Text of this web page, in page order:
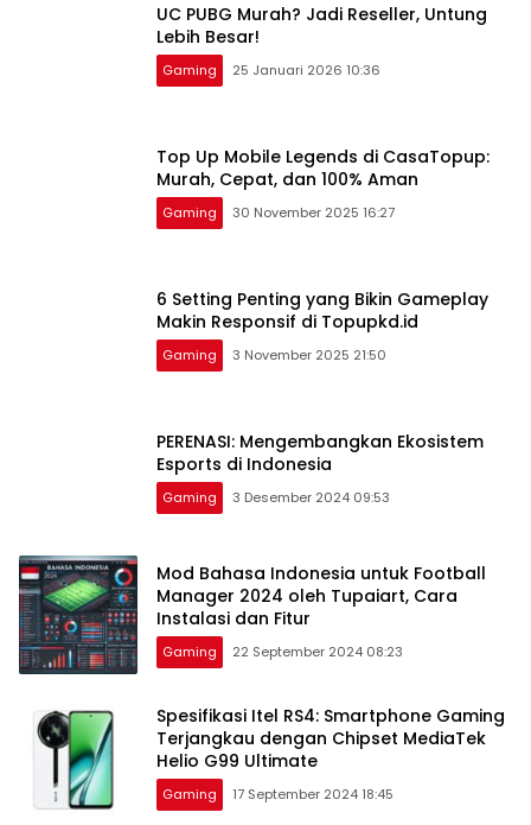
UC PUBG Murah? Jadi Reseller, Untung
Lebih Besar!
Gaming 25 Januari 2026 10:36
Top Up Mobile Legends di CasaTopup:
Murah, Cepat, dan 100% Aman
Gaming 30 November 2025 16:27
6 Setting Penting yang Bikin Gameplay
Makin Responsif di Topupkd.id
Gaming 3 November 2025 21:50
PERENASI: Mengembangkan Ekosistem
Esports di Indonesia
Gaming 3 Desember 2024 09:53
Mod Bahasa Indonesia untuk Football
Manager 2024 oleh Tupaiart, Cara
Instalasi dan Fitur
Gaming 22 September 2024 08:23
Spesifikasi Itel RS4: Smartphone Gaming
Terjangkau dengan Chipset MediaTek
Helio G99 Ultimate
Gaming 17 September 2024 18:45